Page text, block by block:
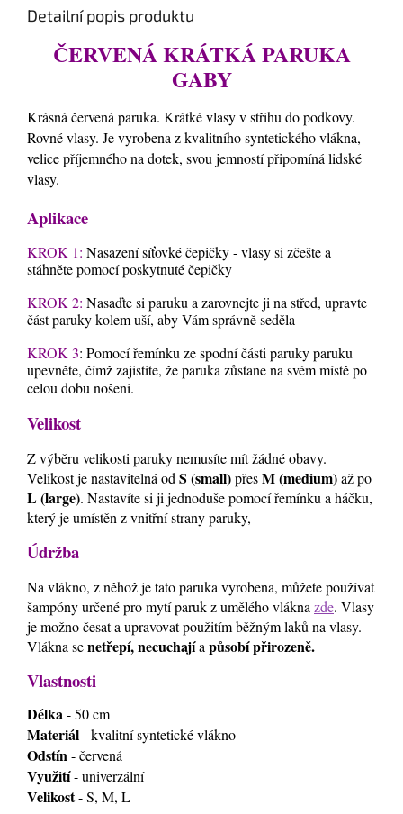
Detailní popis produktu
ČERVENÁ KRÁTKÁ PARUKA
GABY
Krásná červená paruka. Krátké vlasy v střihu do podkovy.
Rovné vlasy. Je vyrobena z kvalitního syntetického vlákna,
velice příjemného na dotek, svou jemností připomíná lidské
vlasy.
Aplikace
KROK 1: Nasazení síťovké čepičky - vlasy si zčešte a
stáhněte pomocí poskytnuté čepičky
KROK 2: Nasaďte si paruku a zarovnejte ji na střed, upravte
část paruky kolem uší, aby Vám správně seděla
KROK 3: Pomocí řemínku ze spodní části paruky paruku
upevněte, čímž zajistíte, že paruka zůstane na svém místě po
celou dobu nošení.
Velikost
Z výběru velikosti paruky nemusíte mít žádné obavy.
Velikost je nastavitelná od S (small)přesM (medium)až po
L (large). Nastavíte si ji jednoduše pomocí řemínku a háčku,
který je umístěn z vnitřní strany paruky,
Údržba
Na vlákno, z něhož je tato paruka vyrobena, můžete používat
šampóny určené pro mytí paruk z umělého vláknazde. Vlasy
je možno česat a upravovat použitím běžným laků na vlasy.
Vlákna senetřepí, necuchajíapůsobí přirozeně.
Vlastnosti
Délka- 50 cm
Materiál- kvalitní syntetické vlákno
Odstín- červená
Využití- univerzální
Velikost- S, M, L